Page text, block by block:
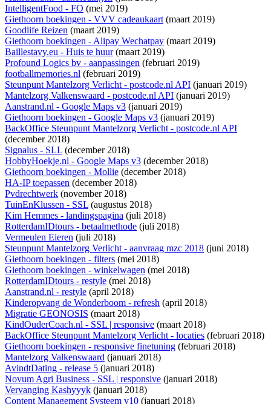
IntelligentFood - FO (mei 2019)
Giethoorn boekingen - VVV cadeaukaart (maart 2019)
Goodlife Reizen (maart 2019)
Giethoorn boekingen - Alipay Wechatpay (maart 2019)
Baillestavy.eu - Huis te huur(maart 2019)
Profound Logics bv - aanpassingen (februari 2019)
footballmemories.nl (februari 2019)
Steunpunt Mantelzorg Verlicht - postcode.nl API (januari 2019)
Mantelzorg Valkenswaard - postcode.nl API (januari 2019)
Aanstrand.nl - Google Maps v3 (januari 2019)
Giethoorn boekingen - Google Maps v3 (januari 2019)
BackOffice Steunpunt Mantelzorg Verlicht - postcode.nl API
(december 2018)
Signalus - SLL (december 2018)
HobbyHoekje.nl - Google Maps v3 (december 2018)
Giethoorn boekingen - Mollie (december 2018)
HA-IP toepassen (december 2018)
Pvdrechtwerk (november 2018)
TuinEnKlussen - SSL (augustus 2018)
Kim Hemmes - landingspagina (juli 2018)
RotterdamIDtours - betaalmethode (juli 2018)
Vermeulen Eieren (juli 2018)
Steunpunt Mantelzorg Verlicht - aanvraag mzc 2018 (juni 2018)
Giethoorn boekingen - filters (mei 2018)
Giethoorn boekingen - winkelwagen (mei 2018)
RotterdamIDtours - restyle (mei 2018)
Aanstrand.nl - restyle (april 2018)
Kinderopvang de Wonderboom - refresh (april 2018)
Migratie GEONOSIS (maart 2018)
KindOuderCoach.nl - SSL | responsive (maart 2018)
BackOffice Steunpunt Mantelzorg Verlicht - locaties (februari 2018)
Giethoorn boekingen - responsive finetuning (februari 2018)
Mantelzorg Valkenswaard (januari 2018)
AvindtDating - release 5 (januari 2018)
Novum Agri Business - SSL | responsive (januari 2018)
Vervanging Kashyyyk (januari 2018)
Content Management Systeem v10 (januari 2018)